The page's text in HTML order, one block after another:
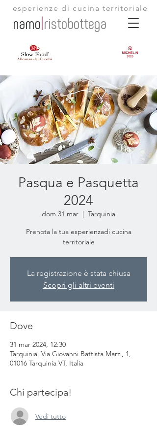
esperienze di cucina territoriale
namo|ristobottega
Pasqua e Pasquetta
2024
dom 31 mar
  |
Tarquinia
Prenota la tua esperienzadi cucina
territoriale
La registrazione è stata chiusa
Scopri gli altri eventi
Dove
31 mar 2024, 12:30
Tarquinia, Via Giovanni Battista Marzi, 1,
01016 Tarquinia VT, Italia
Chi partecipa!
Vedi tutto